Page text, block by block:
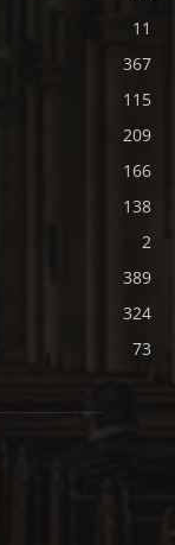
11
367
115
209
166
138
2
389
324
73